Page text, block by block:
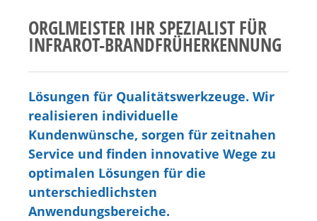
ORGLMEISTER IHR SPEZIALIST FÜR
INFRAROT-BRANDFRÜHERKENNUNG
Lösungen für Qualitätswerkzeuge. Wir
realisieren individuelle
Kundenwünsche, sorgen für zeitnahen
Service und finden innovative Wege zu
optimalen Lösungen für die
unterschiedlichsten
Anwendungsbereiche.